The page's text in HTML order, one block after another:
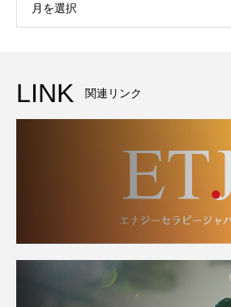
月を選択
LINK 関連リンク